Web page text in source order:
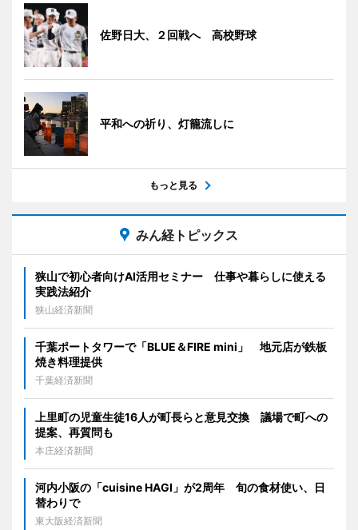
佐野日大、２回戦へ 高校野球
平和への祈り、灯籠流しに
もっと見る
みん経トピックス
狭山で初心者向けAI活用セミナー 仕事や暮らしに使える
実践法紹介
狭山経済新聞
千葉ポートタワーで「BLUE＆FIRE mini」 地元店が鉄板
焼き料理提供
千葉経済新聞
上里町の児童生徒16人が町長らと意見交換 議場で町への
提案、再質問も
本庄経済新聞
河内小阪の「cuisine HAGI」が2周年 旬の食材使い、日
替わりで
東大阪経済新聞